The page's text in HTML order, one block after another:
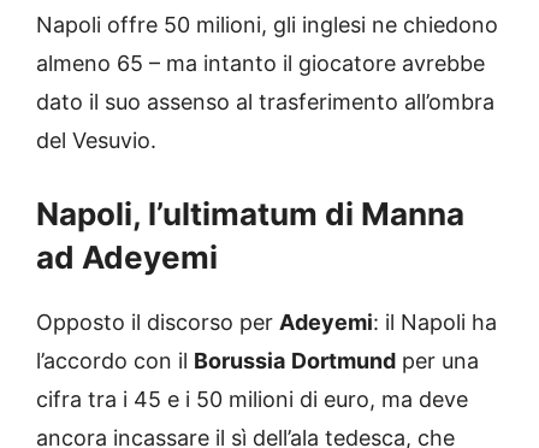
Napoli offre 50 milioni, gli inglesi ne chiedono
almeno 65 – ma intanto il giocatore avrebbe
dato il suo assenso al trasferimento all’ombra
del Vesuvio.
Napoli, l’ultimatum di Manna
ad Adeyemi
Opposto il discorso per Adeyemi: il Napoli ha
l’accordo con il Borussia Dortmund per una
cifra tra i 45 e i 50 milioni di euro, ma deve
ancora incassare il sì dell’ala tedesca, che